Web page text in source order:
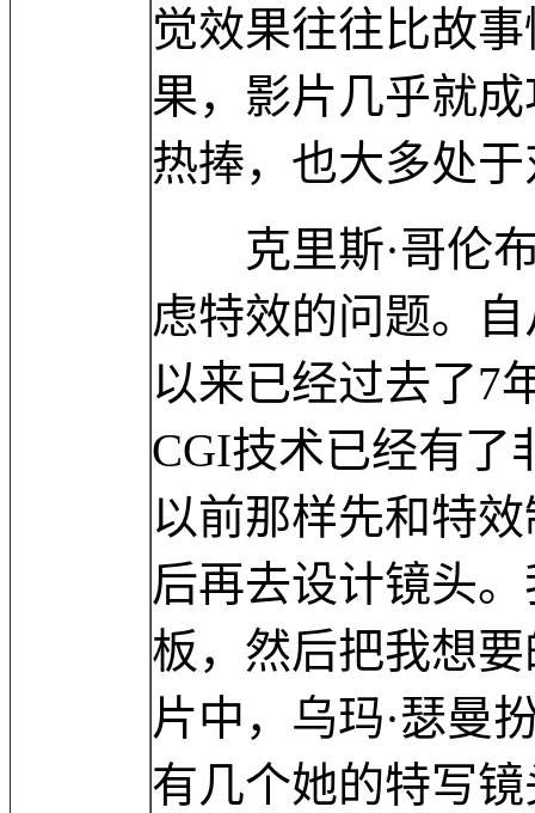
觉效果往往比故
果，影片几乎就
热捧，也大多处
克里斯·哥伦布
虑特效的问题。
以来已经过去了7
CGI技术已经有了
以前那样先和特
后再去设计镜头
板，然后把我想
片中，乌玛·瑟曼
有几个她的特写